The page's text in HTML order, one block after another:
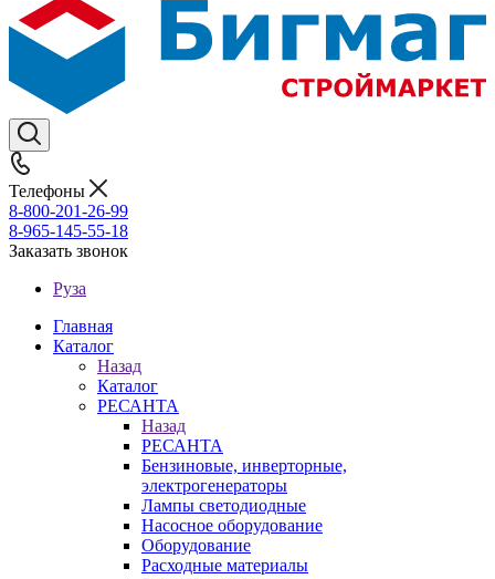
Телефоны
8-800-201-26-99
8-965-145-55-18
Заказать звонок
Руза
Главная
Каталог
Назад
Каталог
РЕСАНТА
Назад
РЕСАНТА
Бензиновые, инверторные,
электрогенераторы
Лампы светодиодные
Насосное оборудование
Оборудование
Расходные материалы